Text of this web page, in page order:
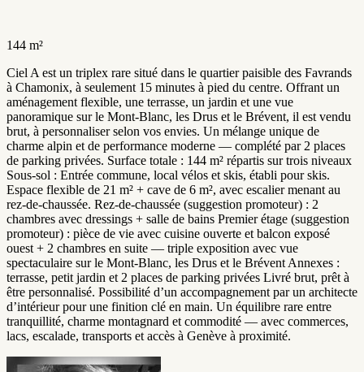
144 m²
Ciel A est un triplex rare situé dans le quartier paisible des Favrands
à Chamonix, à seulement 15 minutes à pied du centre. Offrant un
aménagement flexible, une terrasse, un jardin et une vue
panoramique sur le Mont-Blanc, les Drus et le Brévent, il est vendu
brut, à personnaliser selon vos envies. Un mélange unique de
charme alpin et de performance moderne — complété par 2 places
de parking privées. Surface totale : 144 m² répartis sur trois niveaux
Sous-sol : Entrée commune, local vélos et skis, établi pour skis.
Espace flexible de 21 m² + cave de 6 m², avec escalier menant au
rez-de-chaussée. Rez-de-chaussée (suggestion promoteur) : 2
chambres avec dressings + salle de bains Premier étage (suggestion
promoteur) : pièce de vie avec cuisine ouverte et balcon exposé
ouest + 2 chambres en suite — triple exposition avec vue
spectaculaire sur le Mont-Blanc, les Drus et le Brévent Annexes :
terrasse, petit jardin et 2 places de parking privées Livré brut, prêt à
être personnalisé. Possibilité d’un accompagnement par un architecte
d’intérieur pour une finition clé en main. Un équilibre rare entre
tranquillité, charme montagnard et commodité — avec commerces,
lacs, escalade, transports et accès à Genève à proximité.